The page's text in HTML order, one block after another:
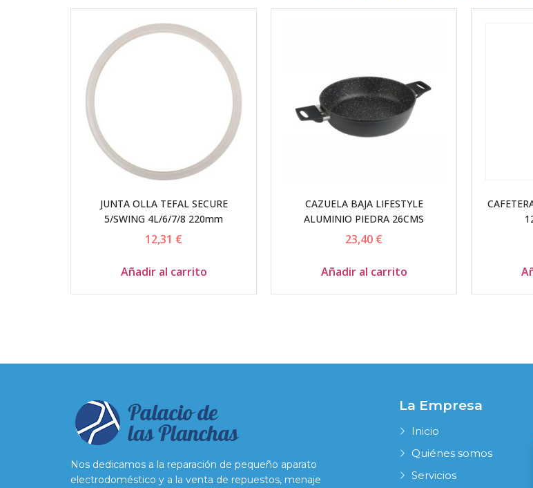
JUNTA OLLA TEFAL SECURE
5/SWING 4L/6/7/8 220mm
12,31 €
Añadir al carrito
CAZUELA BAJA LIFESTYLE
ALUMINIO PIEDRA 26CMS
23,40 €
Añadir al carrito
Nos dedicamos a la reparación de pequeño aparato
electrodoméstico y a la venta de repuestos, menaje
La Empresa
Inicio
Quiénes somos
Servicios